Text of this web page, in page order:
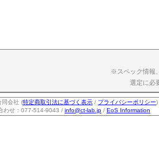
※スペック情報
選定に必
同会社 (特定商取引法に基づく表示 / プライバシーポリシー)
わせ：077-514-9043 / info@ct-lab.jp / EoS Information